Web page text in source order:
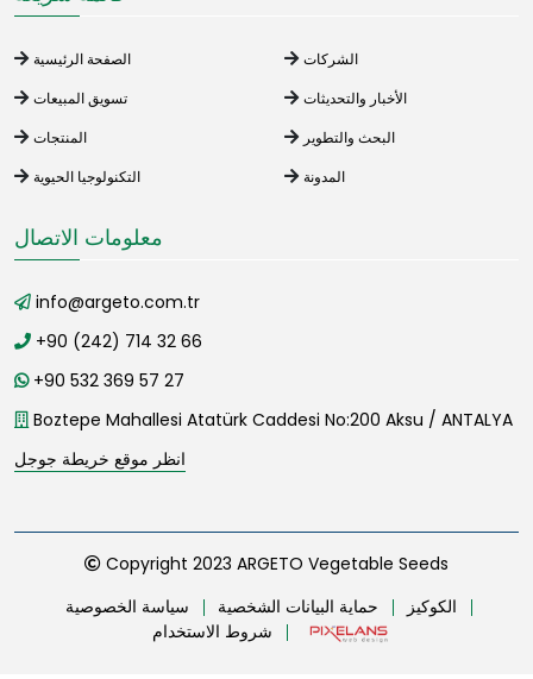
الصفحة الرئيسية
الشركات
تسويق المبيعات
الأخبار والتحديثات
المنتجات
البحث والتطوير
التكنولوجيا الحيوية
المدونة
معلومات الاتصال
info@argeto.com.tr
+90 (242) 714 32 66
+90 532 369 57 27
Boztepe Mahallesi Atatürk Caddesi No:200 Aksu / ANTALYA
انظر موقع خريطة جوجل
Copyright 2023 ARGETO Vegetable Seeds
سياسة الخصوصية
حماية البيانات الشخصية
الكوكيز
شروط الاستخدام